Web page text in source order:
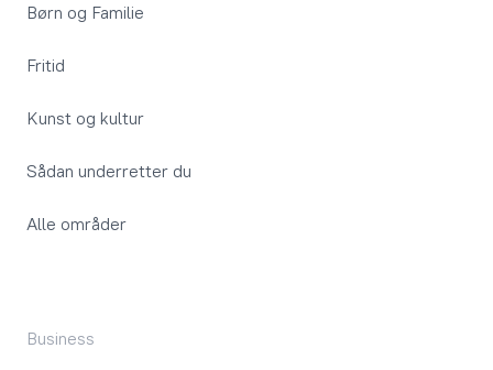
Børn og Familie
Fritid
Kunst og kultur
Sådan underretter du
Alle områder
Business